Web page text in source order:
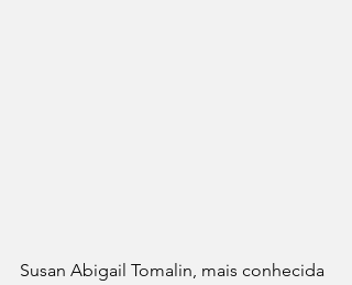
Susan Abigail Tomalin, mais conhecida